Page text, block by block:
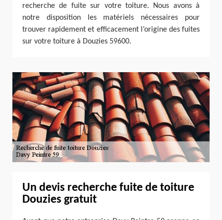
recherche de fuite sur votre toiture. Nous avons à
notre disposition les matériels nécessaires pour
trouver rapidement et efficacement l’origine des fuites
sur votre toiture à Douzies 59600.
Un devis recherche fuite de toiture
Douzies gratuit